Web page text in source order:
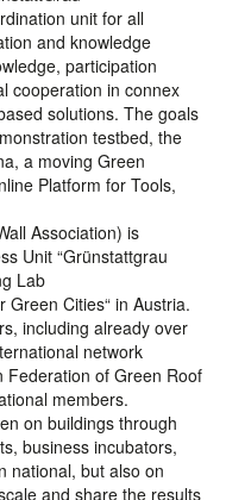
unit for all
and knowledge
participation
cooperation in connex
solutions. The goals
testbed, the
a moving Green
Platform for Tools,
Association) is
Unit “Grünstattgrau
Lab
Green Cities“ in Austria.
including already over
network
Federation of Green Roof
members.
on buildings through
business incubators,
national, but also on
and share the results